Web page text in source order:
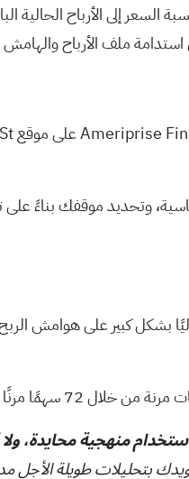
وتحديد موقفك بناءً على
أن قوة الأرباح تعتمد حاليًا بشكل كبير
مرنة من خلال72 سهمًا مرنًا ذات درجات مخاطر منخفضة
منهجية محايدة،
بتحليلات طويلة الأجل